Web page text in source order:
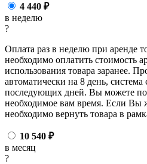
4 440 ₽
в неделю
?
Оплата раз в неделю при аренде
необходимо оплатить стоимость
использования товара заранее.
автоматически на 8 день, система
последующих дней. Вы можете
необходимое вам время. Если Вы
необходимо вернуть товара в
10 540 ₽
в месяц
?